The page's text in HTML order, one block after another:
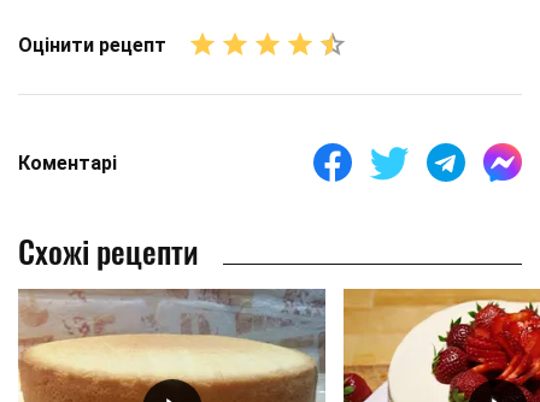
Оцінити рецепт
Коментарі
Схожі рецепти